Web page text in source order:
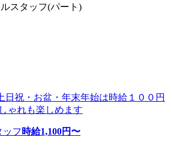
スタッフ(パート)
祝・お盆・年末年始は時給１００円
れも楽しめます
ッフ 時給1,100円〜